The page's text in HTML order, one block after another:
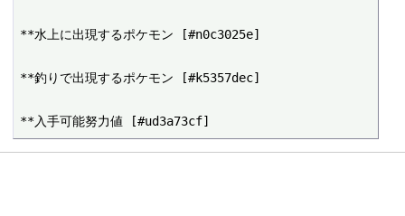
**水上に出現するポケモン [#n0c3025e]
**釣りで出現するポケモン [#k5357dec]